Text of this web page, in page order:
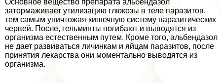
Основное вещество препарата альбендазол
затормаживает утилизацию глюкозы в теле паразитов,
тем самым уничтожая кишечную систему паразитических
червей. После, гельминты погибают и выводятся из
организма естественным путем. Кроме того, альбендазол
не дает развиваться личинкам и яйцам паразитов, после
принятия лекарства они моментально выводятся из
организма.